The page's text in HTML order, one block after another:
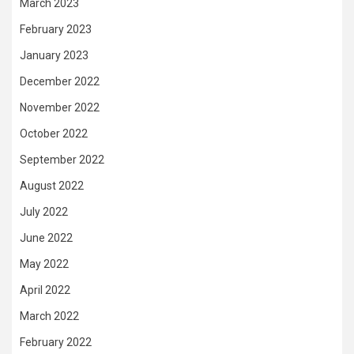
March 2023
February 2023
January 2023
December 2022
November 2022
October 2022
September 2022
August 2022
July 2022
June 2022
May 2022
April 2022
March 2022
February 2022